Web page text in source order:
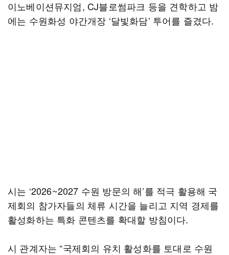
이노베이션뮤지엄, CJ블로썸파크 등을 견학하고 밤
에는 수원화성 야간개장 ‘달빛화담’ 투어를 즐겼다.
시는 ‘2026~2027 수원 방문의 해’를 적극 활용해 국
제회의 참가자들의 체류 시간을 늘리고 지역 경제를
활성화하는 특화 콘텐츠를 확대할 방침이다.
시 관계자는 “국제회의 유치 활성화를 토대로 수원